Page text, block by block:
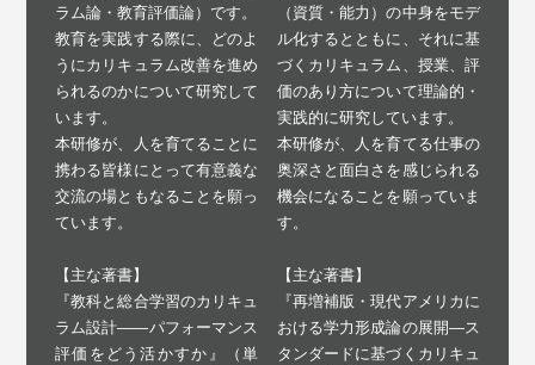
ラム論・教育評価論）です。
教育を実践する際に、どのよ
うにカリキュラム改善を進め
られるのかについて研究して
います。
本研修が、人を育てることに
携わる皆様にとって有意義な
交流の場ともなることを願っ
ています。
【主な著書】
『教科と総合学習のカリキュ
ラム設計――パフォーマンス
評価をどう活かすか』（単
（資質・能力）の中身をモデ
ル化するとともに、それに基
づくカリキュラム、授業、評
価のあり方について理論的・
実践的に研究しています。
本研修が、人を育てる仕事の
奥深さと面白さを感じられる
機会になることを願っていま
す。
【主な著書】
『再増補版・現代アメリカに
おける学力形成論の展開―ス
タンダードに基づくカリキュ